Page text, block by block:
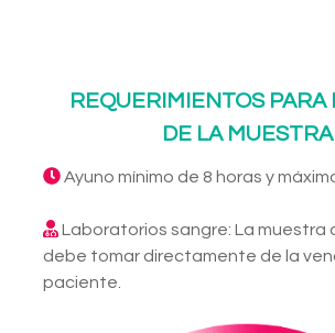
REQUERIMIENTOS PARA
DE LA MUESTRA
Ayuno mínimo de 8 horas y
Laboratorios sangre: La muestra
debe tomar directamente de la
paciente.